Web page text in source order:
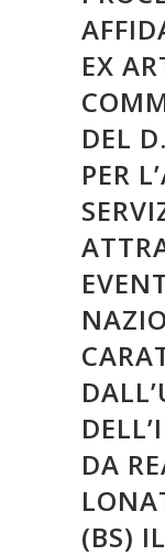
EX
DEL
PER
DA
(BS)